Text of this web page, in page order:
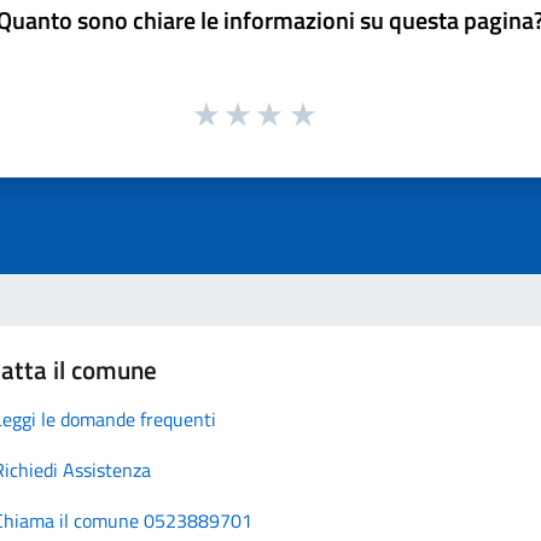
sono chiare le informazioni su questa
il comune
le domande frequenti
Assistenza
il comune 0523889701